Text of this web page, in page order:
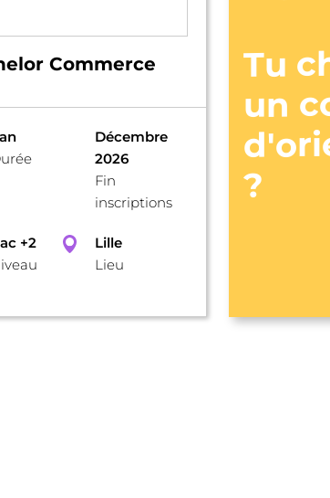
Commerce
Décembre
2026
Fin
inscriptions
+2
Lille
Lieu
Tu
un
?